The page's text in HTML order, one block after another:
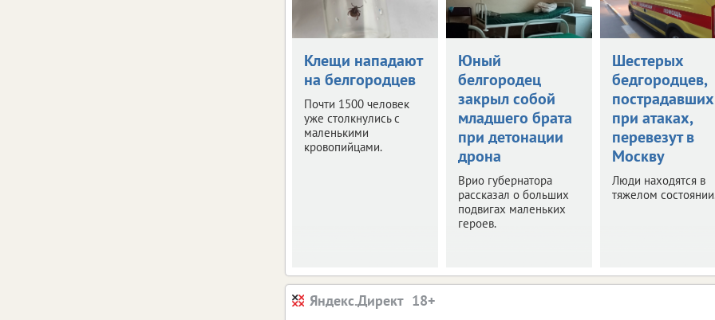
Клещи нападают
на белгородцев
Почти 1500 человек
уже столкнулись с
маленькими
кровопийцами.
Юный
белгородец
закрыл собой
младшего брата
при детонации
дрона
Врио губернатора
рассказал о больших
подвигах маленьких
героев.
Шестерых
бедгородцев,
пострадавших
при атаках,
перевезут в
Москву
Люди находятся в
тяжелом
Яндекс.Директ